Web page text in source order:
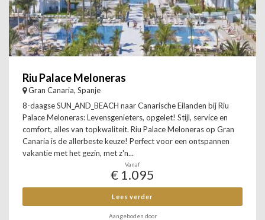
Riu Palace Meloneras
Gran Canaria, Spanje
8-daagse SUN_AND_BEACH naar Canarische Eilanden bij Riu
Palace Meloneras: Levensgenieters, opgelet! Stijl, service en
comfort, alles van topkwaliteit. Riu Palace Meloneras op Gran
Canaria is de allerbeste keuze! Perfect voor een ontspannen
vakantie met het gezin, met z'n...
Vanaf
€ 1.095
Lees verder
Aangeboden door